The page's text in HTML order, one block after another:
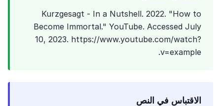
Kurzgesagt - In a Nutshell. 2022. "How to
Become Immortal." YouTube. Accessed July
10, 2023. https://www.youtube.com/watch?
v=example.
الاقتباس في النص